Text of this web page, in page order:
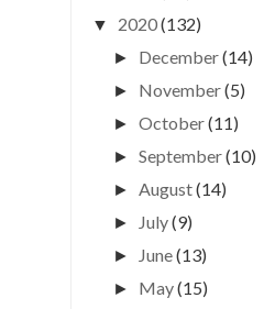
▼ 2020(132)
► December(14)
► November(5)
►October(11)
►September(10)
►August(14)
► July(9)
► June(13)
► May(15)